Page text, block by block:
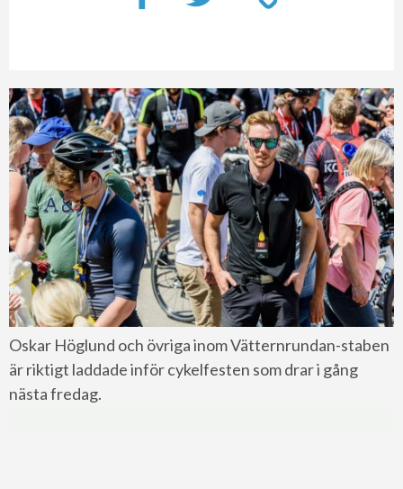
Oskar Höglund och övriga inom Vätternrundan-staben
är riktigt laddade inför cykelfesten som drar i gång
nästa fredag.